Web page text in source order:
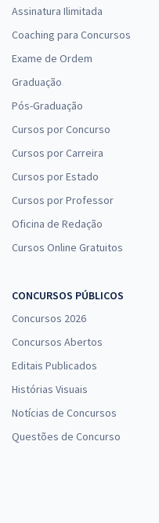
Assinatura Ilimitada
Coaching para Concursos
Exame de Ordem
Graduação
Pós-Graduação
Cursos por Concurso
Cursos por Carreira
Cursos por Estado
Cursos por Professor
Oficina de Redação
Cursos Online Gratuitos
CONCURSOS PÚBLICOS
Concursos 2026
Concursos Abertos
Editais Publicados
Histórias Visuais
Notícias de Concursos
Questões de Concurso